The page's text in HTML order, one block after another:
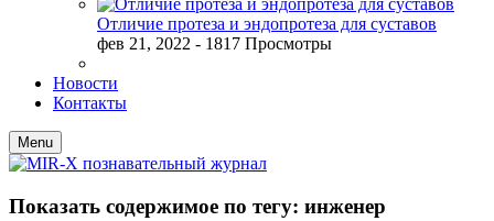
Отличие протеза и эндопротеза для суставов
фев 21, 2022 - 1817 Просмотры
Новости
Контакты
Menu
Показать содержимое по тегу: инженер